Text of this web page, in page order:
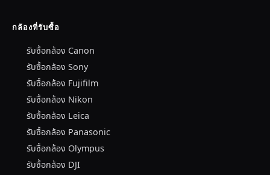
กล้องที่รับซื้อ
รับซื้อกล้อง Canon
รับซื้อกล้อง Sony
รับซื้อกล้อง Fujifilm
รับซื้อกล้อง Nikon
รับซื้อกล้อง Leica
รับซื้อกล้อง Panasonic
รับซื้อกล้อง Olympus
รับซื้อกล้อง DJI